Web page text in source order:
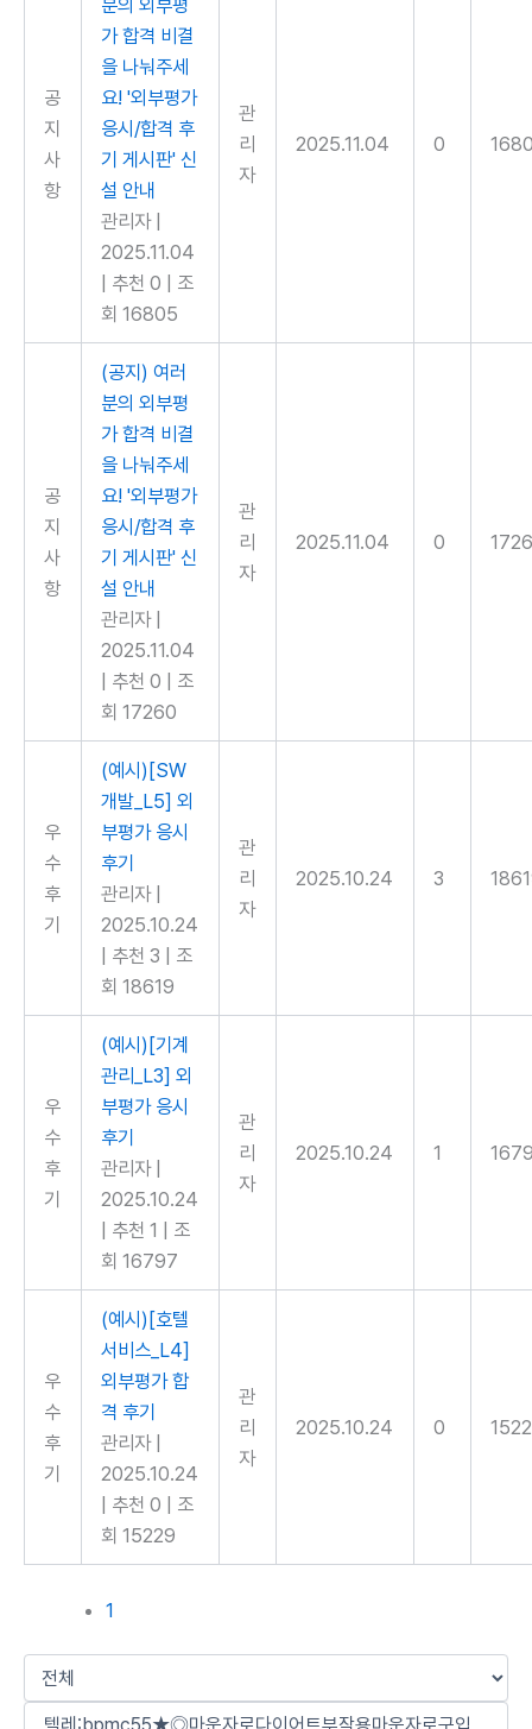
공
지
사
항
분의 외부평
가 합격 비결
을 나눠주세
요! '외부평가
응시/합격 후
기 게시판' 신
설 안내
관리자
2025.11.04
추천 0
조
회 16805
관
리
자
2025.11.04 0
공
지
사
항
(공지) 여러
분의 외부평
가 합격 비결
을 나눠주세
요! '외부평가
응시/합격 후
기 게시판' 신
설 안내
관리자
2025.11.04
추천 0
조
회 17260
관
리
자
2025.11.04 0
우
수
후
기
(예시)[SW
개발_L5] 외
부평가 응시
후기
관리자
2025.10.24
추천 3
조
회 18619
관
리
자
2025.10.24 3
우
수
후
기
(예시)[기계
관리_L3] 외
부평가 응시
후기
관리자
2025.10.24
추천 1
조
회 16797
관
리
자
2025.10.24 1
우
수
후
기
(예시)[호텔
서비스_L4]
외부평가 합
격 후기
관리자
2025.10.24
추천 0
조
회 15229
관
리
자
2025.10.24 0
1